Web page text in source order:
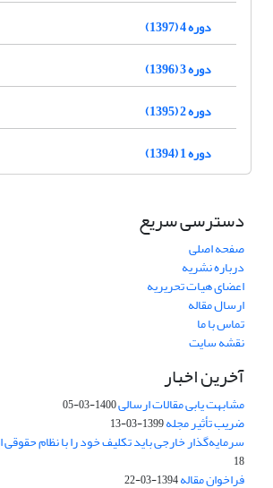
دوره 4 (1397)
دوره 3 (1396)
دوره 2 (1395)
دوره 1 (1394)
دسترسی سریع
صفحه اصلی
درباره نشریه
اعضای هیات تحریریه
ارسال مقاله
تماس با ما
نقشه سایت
آخرین اخبار
مشابهت یابی مقالات ارسالی1400-03-05
ضریب تأثیر مجله1399-03-13
سرمایه‌گذار خارجی باید تکلیف خود را با نظام حقوقی
18
فراخوان مقاله1394-03-22